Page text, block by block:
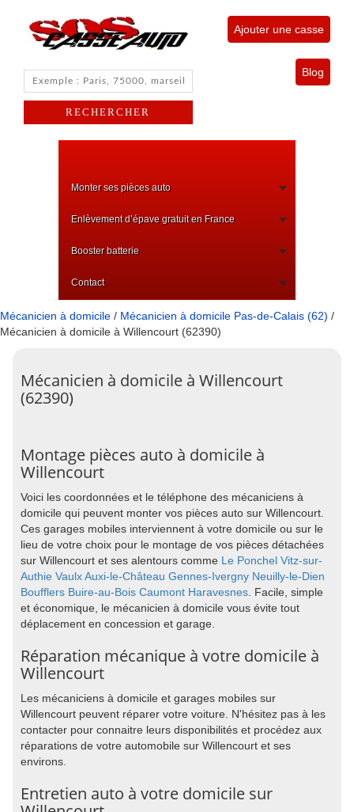
Ajouter une casse
Blog
Monter ses pièces auto
Enlèvement d’épave gratuit en France
Booster batterie
Contact
Mécanicien à domicile / Mécanicien à domicile Pas-de-Calais (62) /
Mécanicien à domicile à Willencourt (62390)
Mécanicien à domicile à Willencourt
(62390)
Montage pièces auto à domicile à
Willencourt
Voici les coordonnées et le téléphone des mécaniciens à
domicile qui peuvent monter vos pièces auto sur Willencourt.
Ces garages mobiles interviennent à votre domicile ou sur le
lieu de votre choix pour le montage de vos pièces détachées
sur Willencourt et ses alentours comme Le Ponchel Vitz-sur-
Authie VaulxAuxi-le-Château Gennes-Ivergny Neuilly-le-Dien
Boufflers Buire-au-Bois Caumont Haravesnes. Facile, simple
et économique, le mécanicien à domicile vous évite tout
déplacement en concession et garage.
Réparation mécanique à votre domicile à
Willencourt
Les mécaniciens à domicile et garages mobiles sur
Willencourt peuvent réparer votre voiture. N'hésitez pas à les
contacter pour connaitre leurs disponibilités et procédez aux
réparations de votre automobile sur Willencourt et ses
environs.
Entretien auto à votre domicile sur